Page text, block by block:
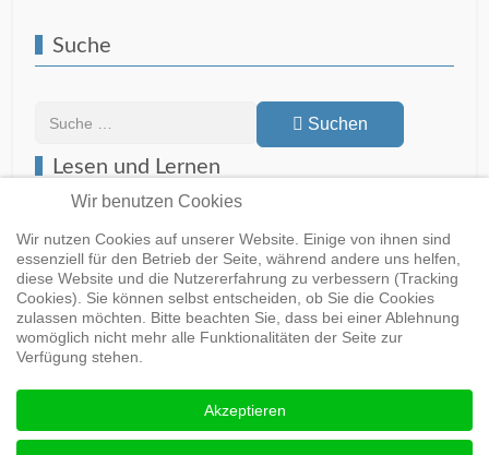
Suche
Suchen
Lesen und Lernen
Buch bei Springer
Buch bei Springer
Wir benutzen Cookies
Wir nutzen Cookies auf unserer Website. Einige von ihnen sind
essenziell für den Betrieb der Seite, während andere uns helfen,
diese Website und die Nutzererfahrung zu verbessern (Tracking
Cookies). Sie können selbst entscheiden, ob Sie die Cookies
zulassen möchten. Bitte beachten Sie, dass bei einer Ablehnung
womöglich nicht mehr alle Funktionalitäten der Seite zur
Verfügung stehen.
Akzeptieren